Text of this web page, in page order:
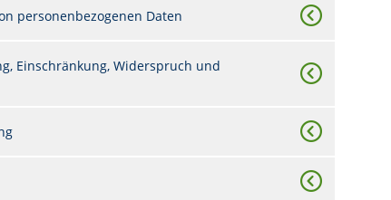
personenbezogenen Daten
Einschränkung, Widerspruch und